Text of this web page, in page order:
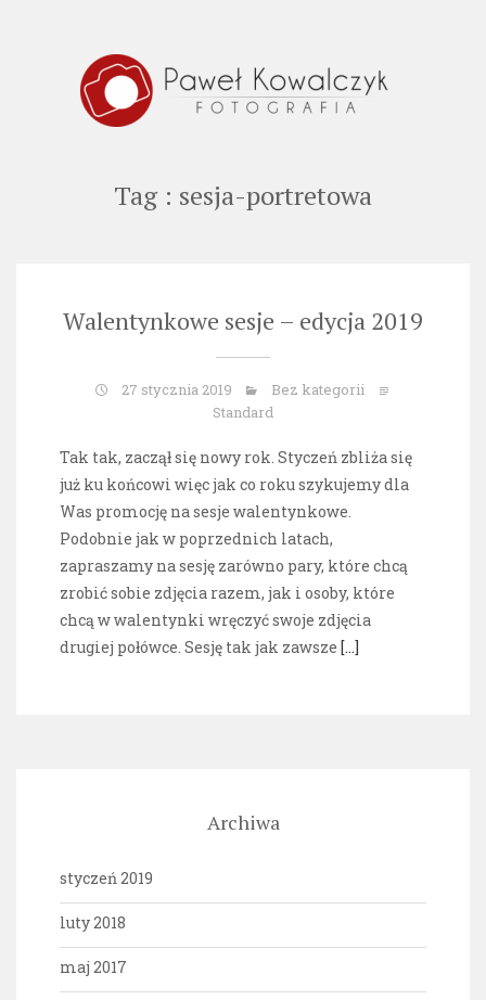
Tag : sesja-portretowa
Walentynkowe sesje – edycja 2019
27 stycznia 2019
Bez kategorii
Standard
Tak tak, zaczął się nowy rok. Styczeń zbliża się
już ku końcowi więc jak co roku szykujemy dla
Was promocję na sesje walentynkowe.
Podobnie jak w poprzednich latach,
zapraszamy na sesję zarówno pary, które chcą
zrobić sobie zdjęcia razem, jak i osoby, które
chcą w walentynki wręczyć swoje zdjęcia
drugiej połówce. Sesję tak jak zawsze […]
Archiwa
styczeń 2019
luty 2018
maj 2017